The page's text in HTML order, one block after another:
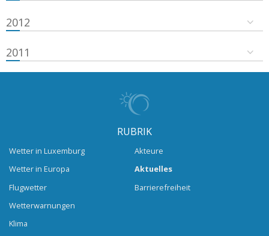
2012
2011
RUBRIK
Wetter in Luxemburg
Wetter in Europa
Flugwetter
Wetterwarnungen
Klima
Akteure
Aktuelles
Barrierefreiheit